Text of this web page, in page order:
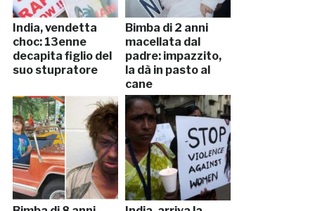
India, vendetta
choc: 13enne
decapita figlio del
suo stupratore
Bimba di 2 anni
macellata dal
padre: impazzito,
la dà in pasto al
cane